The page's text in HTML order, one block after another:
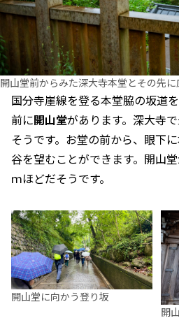
開山堂前からみた深大寺本堂とその先
国分寺崖線を登る本堂脇の坂道
前に開山堂があります。深大寺
そうです。お堂の前から、眼下
谷を望むことができます。開山
ｍほどだそうです。
開山堂に向かう登り坂
開